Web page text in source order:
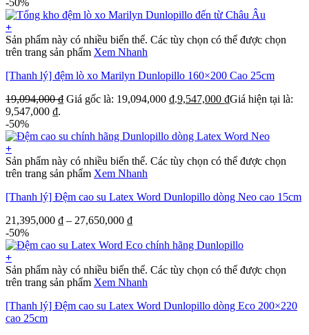
-50%
+
Sản phẩm này có nhiều biến thể. Các tùy chọn có thể được chọn
trên trang sản phẩm Xem Nhanh
[Thanh lý] đệm lò xo Marilyn Dunlopillo 160×200 Cao 25cm
19,094,000₫ Giá gốc là: 19,094,000 ₫.9,547,000 ₫Giá hiện tại là:
9,547,000 ₫.
-50%
+
Sản phẩm này có nhiều biến thể. Các tùy chọn có thể được chọn
trên trang sản phẩm Xem Nhanh
[Thanh lý] Đệm cao su Latex Word Dunlopillo dòng Neo cao 15cm
21,395,000 ₫ – 27,650,000 ₫
-50%
+
Sản phẩm này có nhiều biến thể. Các tùy chọn có thể được chọn
trên trang sản phẩm Xem Nhanh
[Thanh lý] Đệm cao su Latex Word Dunlopillo dòng Eco 200×220
cao 25cm